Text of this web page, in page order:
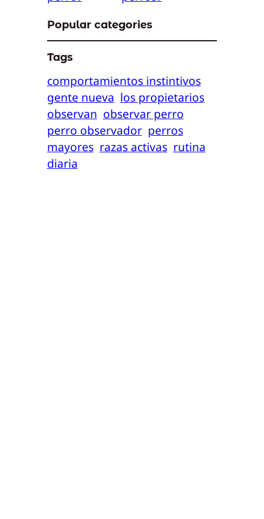
Popular categories
Tags
comportamientos instintivos
gente nueva los propietarios
observan observar perro
perro observador perros
mayores razas activas rutina
diaria